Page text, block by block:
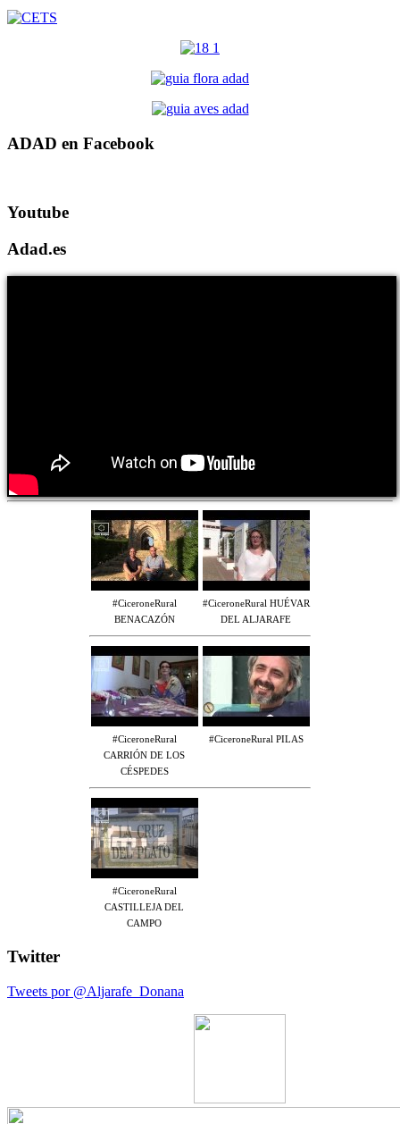
ADAD en Facebook
Youtube
Adad.es
#CiceroneRural
BENACAZÓN
#CiceroneRural HUÉVAR
DEL ALJARAFE
#CiceroneRural
CARRIÓN DE LOS
CÉSPEDES
#CiceroneRural PILAS
#CiceroneRural
CASTILLEJA DEL
CAMPO
Twitter
Tweets por @Aljarafe_Donana